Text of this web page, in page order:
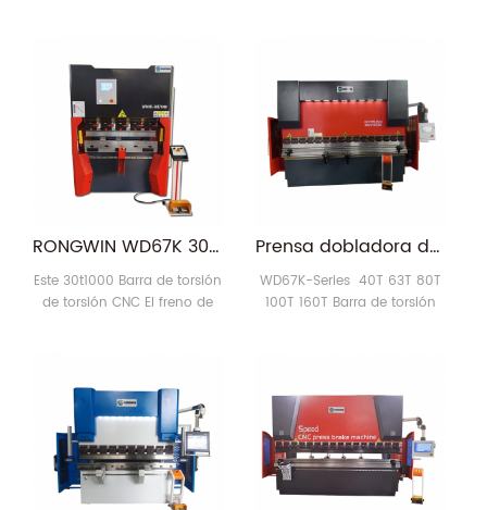
minimizado y la mejora de
la eficiencia. Reduce
directamente los gastos de
electricidad y minimiza el
uso del aceite hidráulico
para los usuarios; Puede
el medio ambiente.7
RONGWIN WD67K 30t Nuevo diseño de un metro hidráulico personalizado CNC Máquina de freno de prensa pequeña para la venta
Este 30t1000 Barra de torsión
de torsión CNC El freno de
controlador se instala
delante de la máquina sin el
brazo de suspensión, que
ahorra más espacio.
Favorecido por Clientes.
Prensa dobladora de placa de freno de prensa CNC hidráulica de dos ejes con barra de torsión serie WD67K
WD67K-Series 40T 63T 80T
100T 160T Barra de torsión
de acero, tratamiento
integrado (envejecimiento
por vibración, tratamiento
térmico) calentamiento
para eliminar el estrés, tiene
buena rigidez y estabilidad.